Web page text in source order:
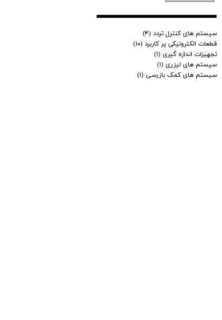
سیستم های کنترل تردد (۴)
قطعات الکترونیکی پر کاربرد (۱۰)
تجهیزات اندازه گیری (۱)
سیستم های لیزری (۱)
سیستم های کمک بازرسی (۱)